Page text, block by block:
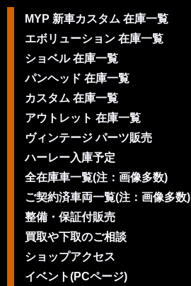
MYP 新車カスタム 在庫一覧
エボリューション 在庫一覧
ショベル 在庫一覧
パンヘッド 在庫一覧
カスタム 在庫一覧
アウトレット 在庫一覧
ヴィンテージ パーツ販売
ハーレー入庫予定
全在庫車一覧(注：画像多数)
ご契約済車両一覧(注：画像多数)
整備・保証付販売
買取や下取のご相談
ショップアクセス
イベント(PCページ)